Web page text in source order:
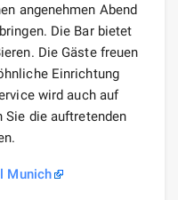
angenehmen Abend
Die Bar bietet
Die Gäste freuen
Einrichtung
wird auch auf
Sie die auftretenden
Munich